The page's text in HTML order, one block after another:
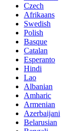
Czech
Afrikaans
Swedish
Polish
Basque
Catalan
Esperanto
Hindi
Lao
Albanian
Amharic
Armenian
Azerbaijani
Belarusian